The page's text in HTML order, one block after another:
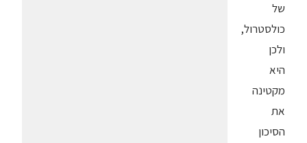
של
כולסטרול,
ולכן
היא
מקטינה
את
הסיכון